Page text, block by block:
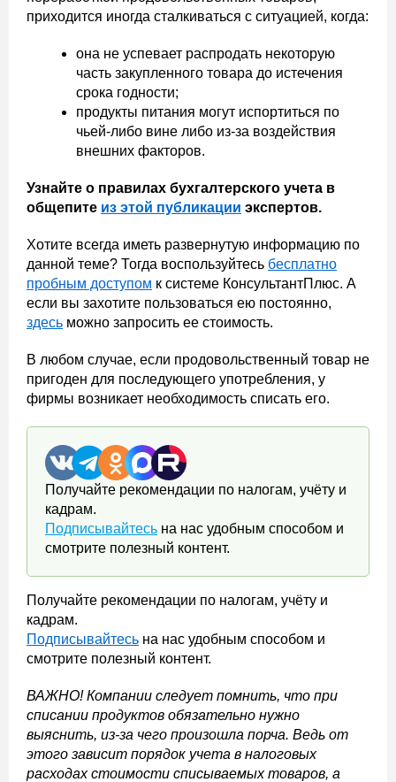
приходится иногда сталкиваться с ситуацией, когда:
она не успевает распродать некоторую
часть закупленного товара до истечения
срока годности;
продукты питания могут испортиться по
чьей-либо вине либо из-за воздействия
внешних факторов.
Узнайте о правилах бухгалтерского учета в
общепите из этой публикации экспертов.
Хотите всегда иметь развернутую информацию по
данной теме? Тогда воспользуйтесь бесплатно
пробным доступом к системе КонсультантПлюс. А
если вы захотите пользоваться ею постоянно,
здесь можно запросить ее стоимость.
В любом случае, если продовольственный товар не
пригоден для последующего употребления, у
фирмы возникает необходимость списать его.
Получайте рекомендации по налогам, учёту и
кадрам.
Подписывайтесь на нас удобным способом и
смотрите полезный контент.
Получайте рекомендации по налогам, учёту и
кадрам.
Подписывайтесь на нас удобным способом и
смотрите полезный контент.
ВАЖНО! Компании следует помнить, что при
списании продуктов обязательно нужно
выяснить, из-за чего произошла порча. Ведь от
этого зависит порядок учета в налоговых
расходах стоимости списываемых товаров, а